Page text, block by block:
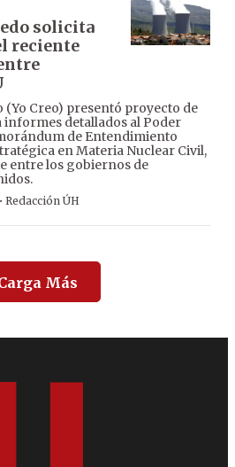
solicita
reciente
(Yo Creo) presentó proyecto de
detallados al Poder
de Entendimiento
en Materia Nuclear Civil,
entre los gobiernos de
· Redacción ÚH
Más